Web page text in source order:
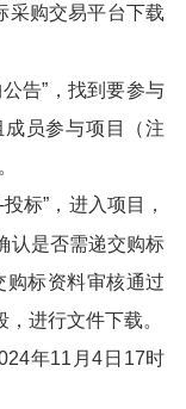
采购交易平台下载
告”，找到要参与
成员参与项目（注
标”，进入项目，
认是否需递交购标
标资料审核通过
进行文件下载。
年11月4日17时